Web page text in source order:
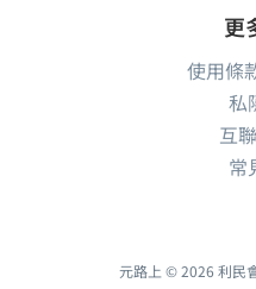
更
使用條
私
互
常
元路上 © 2026 利民